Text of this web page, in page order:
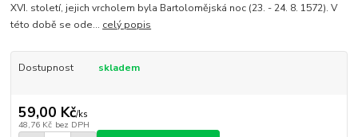
XVI. století, jejich vrcholem byla Bartolomějská noc (23. - 24. 8. 1572). V
této době se ode... celý popis
Dostupnost skladem
59,00 Kč/ks
48,76 Kč bez DPH